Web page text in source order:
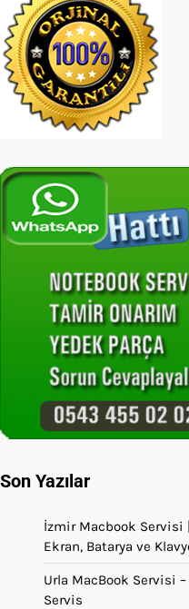
Son Yazılar
İzmir Macbook Servisi
Ekran, Batarya ve
Urla MacBook Servisi
Servis